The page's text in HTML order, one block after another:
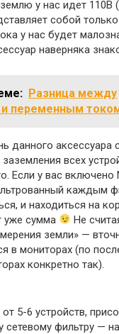
у нас идет 110В
собой
у нас будет
наверняка
Разница между
переменным
данного аксессуара
всех
Если у вас включено
каждым
и находиться на
уже сумма
Не
земли» —
в мониторах (по
конкретно так).
5-6 устройств,
сетевому фильтру —